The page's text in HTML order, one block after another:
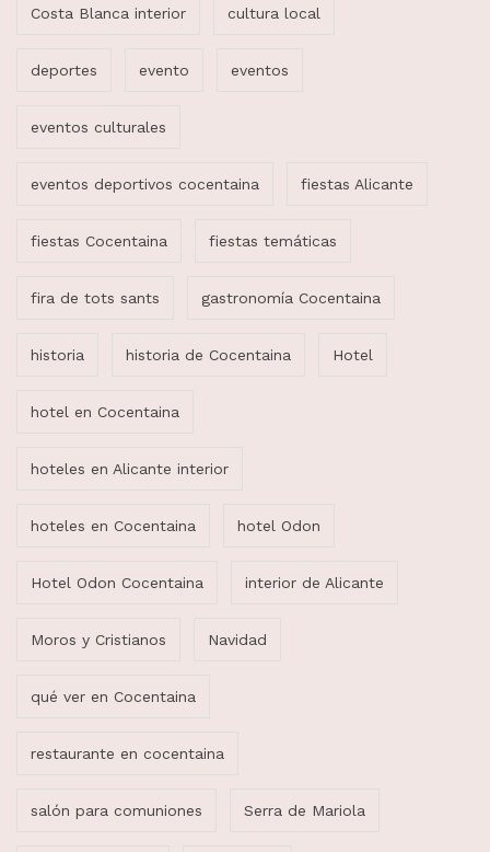
Costa Blanca interior cultura local
deportes evento eventos
eventos culturales
eventos deportivos cocentaina fiestas Alicante
fiestas Cocentaina fiestas temáticas
fira de tots sants gastronomía Cocentaina
historia historia de Cocentaina Hotel
hotel en Cocentaina
hoteles en Alicante interior
hoteles en Cocentaina hotel Odon
Hotel Odon Cocentaina interior de Alicante
Moros y Cristianos Navidad
qué ver en Cocentaina
restaurante en cocentaina
salón para comuniones Serra de Mariola